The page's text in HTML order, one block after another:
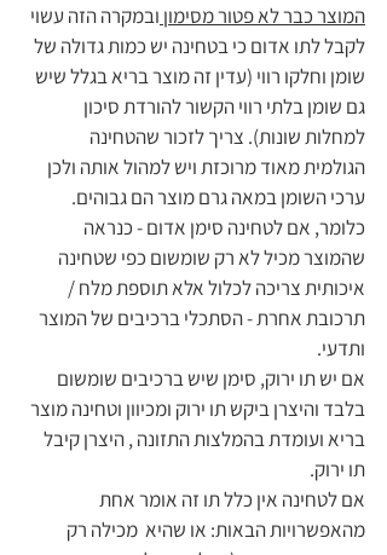
המוצר כבר לא פטור מסימון ובמקרה הזה עשוי
לקבל לתו אדום כי בטחינה יש כמות גדולה של
שומן וחלקו רווי (עדין זה מוצר בריא בגלל שיש
גם שומן בלתי רווי הקשור להורדת סיכון
למחלות שונות). צריך לזכור שהטחינה
הגולמית מאוד מרוכזת ויש למהול אותה ולכן
ערכי השומן במאה גרם מוצר הם גבוהים.
כלומר, אם לטחינה סימן אדום - כנראה
שהמוצר מכיל לא רק שומשום כפי שטחינה
איכותית צריכה לכלול אלא תוספת מלח /
תרכובת אחרת - הסתכלי ברכיבים של המוצר
ותדעי.
אם יש תו ירוק, סימן שיש ברכיבים שומשום
בלבד והיצרן ביקש תו ירוק ומכיוון וטחינה מוצר
בריא ועומדת בהמלצות התזונה , היצרן קיבל
תו ירוק.
אם לטחינה אין כלל תו זה אומר אחת
מהאפשרויות הבאות: או שהיא  מכילה רק